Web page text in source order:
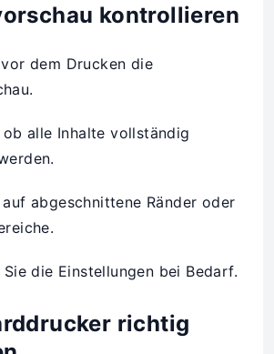
kontrollieren
dem Drucken die
ob alle Inhalte vollständig
abgeschnittene Ränder oder
die Einstellungen bei Bedarf.
richtig